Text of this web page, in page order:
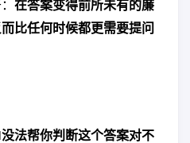
在答案变得前所未有的廉
比任何时候都更需要提问
法帮你判断这个答案对不